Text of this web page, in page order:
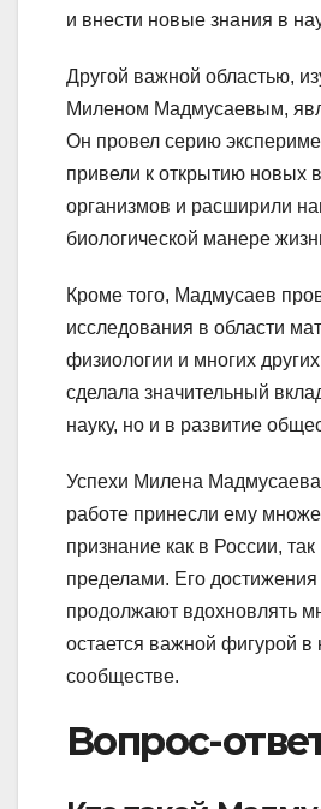
и внести новые знания в
Другой важной областью,
Миленом Мадмусаевым,
Он провел серию
привели к открытию новых
организмов и расширили
биологической манере
Кроме того, Мадмусаев
исследования в области
физиологии и многих
сделала значительный
науку, но и в развитие
Успехи Милена
работе принесли ему
признание как в России, так
пределами. Его достижения
продолжают вдохновлять
остается важной фигурой в
сообществе.
Вопрос-